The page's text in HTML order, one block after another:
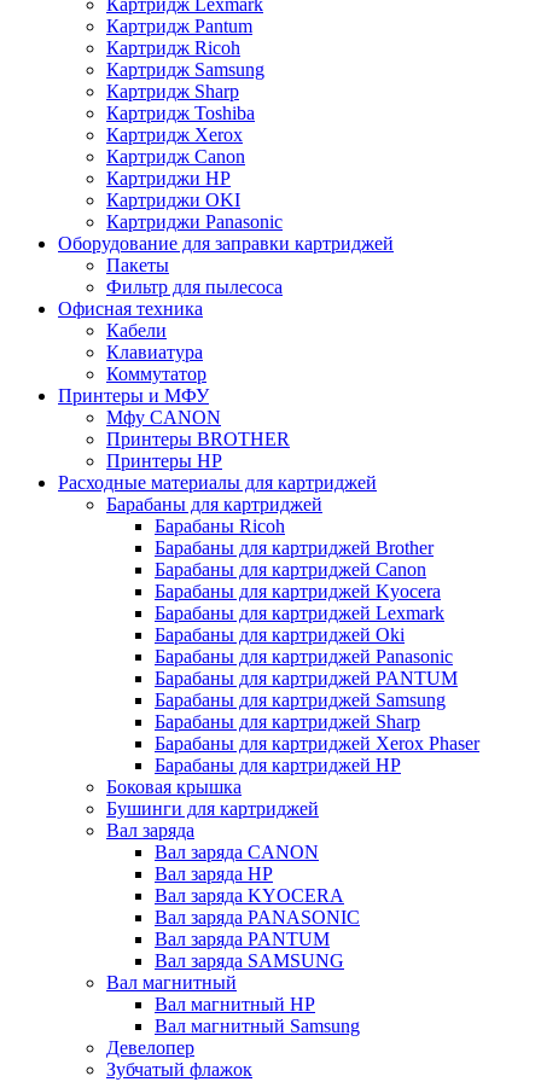
Картридж Lexmark
Картридж Pantum
Картридж Ricoh
Картридж Samsung
Картридж Sharp
Картридж Toshiba
Картридж Xerox
Картридж Сanon
Картриджи HP
Картриджи OKI
Картриджи Panasonic
Оборудование для заправки картриджей
Пакеты
Фильтр для пылесоса
Офисная техника
Кабели
Клавиатура
Коммутатор
Принтеры и МФУ
Мфу CANON
Принтеры BROTHER
Принтеры HP
Расходные материалы для картриджей
Барабаны для картриджей
Барабаны Ricoh
Барабаны для картриджей Brother
Барабаны для картриджей Canon
Барабаны для картриджей Kyocera
Барабаны для картриджей Lexmark
Барабаны для картриджей Oki
Барабаны для картриджей Panasonic
Барабаны для картриджей PANTUM
Барабаны для картриджей Samsung
Барабаны для картриджей Sharp
Барабаны для картриджей Xerox Phaser
Барабаны для картриджей НР
Боковая крышка
Бушинги для картриджей
Вал заряда
Вал заряда CANON
Вал заряда HP
Вал заряда KYOCERA
Вал заряда PANASONIC
Вал заряда PANTUM
Вал заряда SAMSUNG
Вал магнитный
Вал магнитный HP
Вал магнитный Samsung
Девелопер
Зубчатый флажок